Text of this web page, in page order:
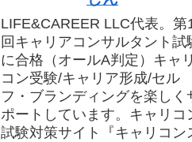
LIFE&CAREER LLC代表。第
回キャリアコンサルタント試
に合格（オールA判定）キャリ
コン受験/キャリア形成/セル
フ・ブランディングを楽しく
ポートしています。キャリコ
試験対策サイト『キャリコン